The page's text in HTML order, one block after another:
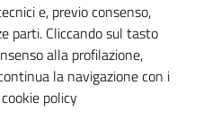
e, previo consenso,
parti. Cliccando sul tasto
alla profilazione,
la navigazione con i
policy
possono
essere
disabilitati.
Questi cookie
non raccolgono